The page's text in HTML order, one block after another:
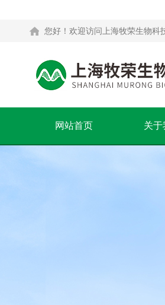
您好！欢迎访问上海牧荣生物科
网站首页 关于